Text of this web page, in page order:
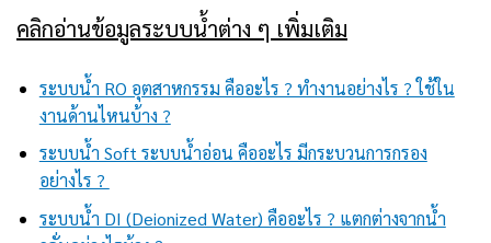
คลิกอ่านข้อมูลระบบน้ำต่าง ๆ เพิ่มเติม
ระบบน้ำ RO อุตสาหกรรม คืออะไร ? ทำงานอย่างไร ? ใช้ใน
งานด้านไหนบ้าง ?
ระบบน้ำ Soft ระบบน้ำอ่อน คืออะไร มีกระบวนการกรอง
อย่างไร ?
ระบบน้ำ DI (Deionized Water) คืออะไร ? แตกต่างจากน้ำ